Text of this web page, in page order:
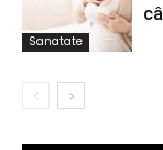
Sanatate